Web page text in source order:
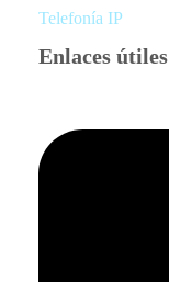
Telefonía IP
Enlaces útiles